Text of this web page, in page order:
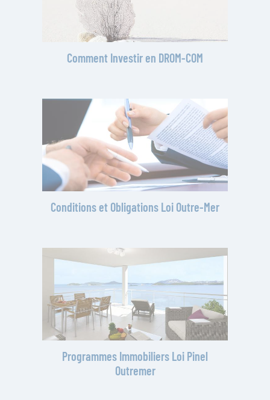
Comment Investir en DROM-COM
Conditions et Obligations Loi Outre-Mer
Programmes Immobiliers Loi Pinel
Outremer